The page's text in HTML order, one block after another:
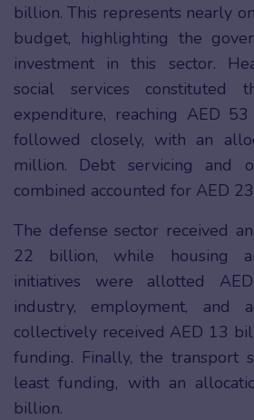
billion. This represents nearly
budget, highlighting the
investment in this sector.
social services constituted
expenditure, reaching AED
followed closely, with an
million. Debt servicing and
combined accounted for AED
The defense sector received
22 billion, while housing
initiatives were allotted
industry, employment, and
collectively received AED 13
funding. Finally, the transport
least funding, with an
billion.